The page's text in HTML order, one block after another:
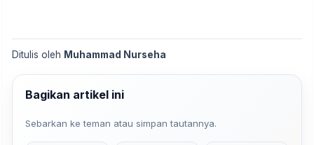
Ditulis oleh Muhammad Nurseha
Bagikan artikel ini
Sebarkan ke teman atau simpan tautannya.